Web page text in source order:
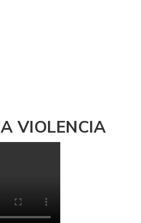
VIOLENCIA